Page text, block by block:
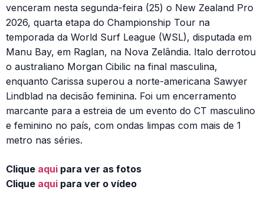
venceram nesta segunda-feira (25) o New Zealand Pro
2026, quarta etapa do Championship Tour na
temporada da World Surf League (WSL), disputada em
Manu Bay, em Raglan, na Nova Zelândia. Italo derrotou
o australiano Morgan Cibilic na final masculina,
enquanto Carissa superou a norte-americana Sawyer
Lindblad na decisão feminina. Foi um encerramento
marcante para a estreia de um evento do CT masculino
e feminino no país, com ondas limpas com mais de 1
metro nas séries.
Clique aqui para ver as fotos
Clique aqui para ver o vídeo